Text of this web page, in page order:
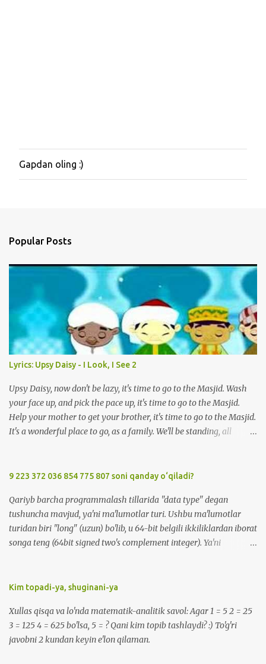
P
o
m
e
Gapdan oling :)
Popular Posts
Lyrics: Upsy Daisy - I Look, I See 2
Upsy Daisy, now don't be lazy, it's time to go to the Masjid. Wash
your face up, and pick the pace up, it's time to go to the Masjid.
Help your mother to get your brother, it's time to go to the Masjid.
It's a wonderful place to go, as a family. We'll be standing, all
when we are there. So, Upsy Daisy, now don't be lazy, it's time to go
Masjid. Listen carefully to the Imam, when we're at the Masjid. It's
a wonderful place to go, made for you and me. We'll be standing,
all together in prayer. We'll meet all our friends when we are there.
We'll be standing, all together in prayer. We'll meet all our friends
9 223 372 036 854 775 807 soni qanday o‘qiladi?
Qariyb barcha programmalash tillarida "data type" degan
tushuncha mavjud, ya'ni ma'lumotlar turi. Ushbu ma'lumotlar
turidan biri "long" (uzun) bo'lib, u 64-bit belgili ikkiliklardan iborat
songa teng (64bit signed two's complement integer). Ya'ni
:) -9 223 372 036 854 775 808 -> minus 9 kvintil'on , 223
yuz sakkiz ( ENG: minus 9 quintillion, 223 quadrillion, 372 trillion,
36 billion, 854 million, 775 thousand, eight hundred eight ). 9 223
372 036 854 775 807 -> 9 kvintil'on , 223 kvadril'on, 372 trillion, 36
Kim topadi-ya, shuginani-ya
Xullas qisqa va lo'nda matematik-analitik savol: Agar 1 = 5 2 = 25
3 = 125 4 = 625 bo'lsa, 5 = ? Qani kim topib tashlaydi? :) To'g'ri
javobni 2 kundan keyin e'lon qilaman.